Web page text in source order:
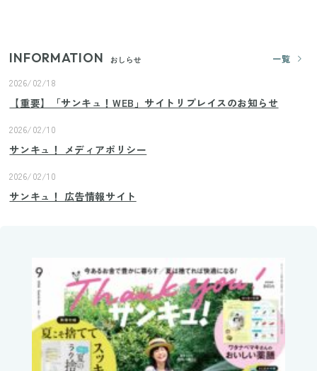
INFORMATION おしらせ
一覧
2026/02/18
【重要】「サンキュ！WEB」サイトリプレイスのお知らせ
2026/02/10
サンキュ！ メディアポリシー
2026/02/10
サンキュ！ 広告情報サイト